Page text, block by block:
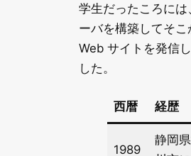
学生だったころには
ーバを構築してそこ
Web サイトを発信
した。
西暦 経歴
1989
静岡